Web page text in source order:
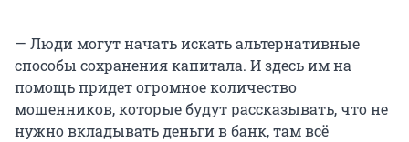
— Люди могут начать искать альтернативные
способы сохранения капитала. И здесь им на
помощь придет огромное количество
мошенников, которые будут рассказывать, что не
нужно вкладывать деньги в банк, там всё